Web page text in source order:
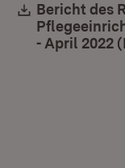
Download:
Bericht des
- April 2022